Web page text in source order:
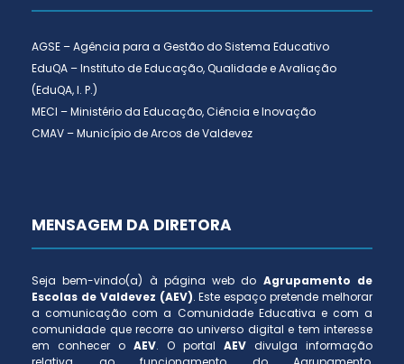
AGSE – Agência para a Gestão do Sistema Educativo
EduQA – Instituto de Educação, Qualidade e Avaliação
(EduQA, I. P.)
MECI – Ministério da Educação, Ciência e Inovação
CMAV – Município de Arcos de Valdevez
MENSAGEM DA DIRETORA
Seja bem-vindo(a) à página web do Agrupamento de
Escolas de Valdevez (AEV). Este espaço pretende melhorar
a comunicação com a Comunidade Educativa e com a
comunidade que recorre ao universo digital e tem interesse
em conhecer o AEV. O portal AEV divulga informação